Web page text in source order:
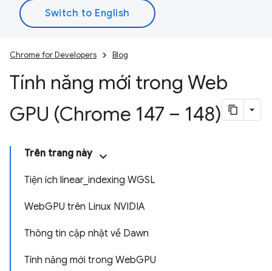
Chrome for Developers Blog
Tính năng mới trong Web
GPU (Chrome 147 – 148)
Trên trang này
Tiện ích linear_indexing WGSL
WebGPU trên Linux NVIDIA
Thông tin cập nhật về Dawn
Tính năng mới trong WebGPU